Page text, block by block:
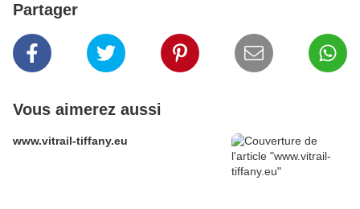
Partager
Vous aimerez aussi
www.vitrail-tiffany.eu